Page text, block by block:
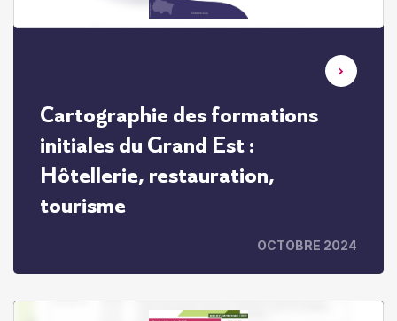
Cartographie des formations
initiales du Grand Est :
Hôtellerie, restauration,
tourisme
OCTOBRE 2024